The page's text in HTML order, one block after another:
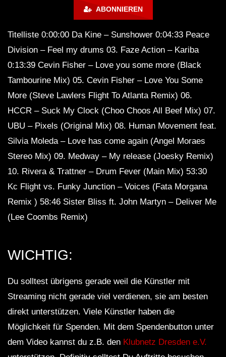
ABONNIEREN
Titelliste 0:00:00 Da Kine – Sunshower 0:04:33 Peace
Division – Feel my drums 03. Faze Action – Kariba
0:13:39 Cevin Fisher – Love you some more (Black
Tambourine Mix) 05. Cevin Fisher – Love You Some
More (Steve Lawlers Flight To Atlanta Remix) 06.
HCCR – Suck My Clock (Choo Choos All Beef Mix) 07.
UBU – Pixels (Original Mix) 08. Human Movement feat.
Silvia Moleda – Love has come again (Angel Moraes
Stereo Mix) 09. Medway – My release (Joesky Remix)
10. Rivera & Trattner – Drum Fever (Main Mix) 53:30
Kc Flight vs. Funky Junction – Voices (Fata Morgana
Remix ) 58:46 Sister Bliss ft. John Martyn – Deliver Me
(Lee Coombs Remix)
WICHTIG:
Du solltest übrigens gerade weil die Künstler mit
Streaming nicht gerade viel verdienen, sie am besten
direkt unterstützen. Viele Künstler haben die
Möglichkeit für Spenden. Mit dem Spendenbutton unter
dem Video kannst du z.B. den Klubnetz Dresden e.V.